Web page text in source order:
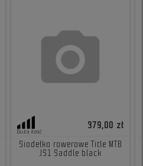
Duża ilość
379,00 zł
Siodełko rowerowe Title MTB
JS1 Saddle black